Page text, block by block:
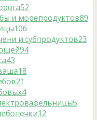
52
и морепродуктов89
106
и субпродуктов23
94
43
18
21
4
5
12